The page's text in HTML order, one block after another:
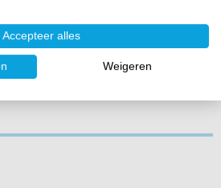
een polyaspartic coating of een
Accepteer alles
Weigeren